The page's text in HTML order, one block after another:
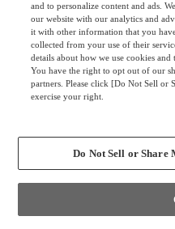
異硬度クッション
しない柔らかな座り心地の
and to personalize content and ads.
our website with our analytics and
it with other information that you
collected from your use of their
details about how we use cookies
You have the right to opt out of our
partners. Please click [Do Not Sell or
exercise your right.
Do Not Sell or